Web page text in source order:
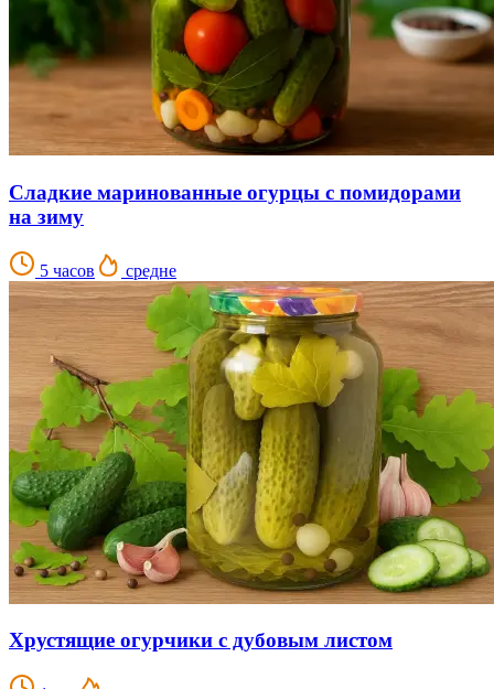
Сладкие маринованные огурцы с помидорами
на зиму
5 часов средне
Хрустящие огурчики с дубовым листом